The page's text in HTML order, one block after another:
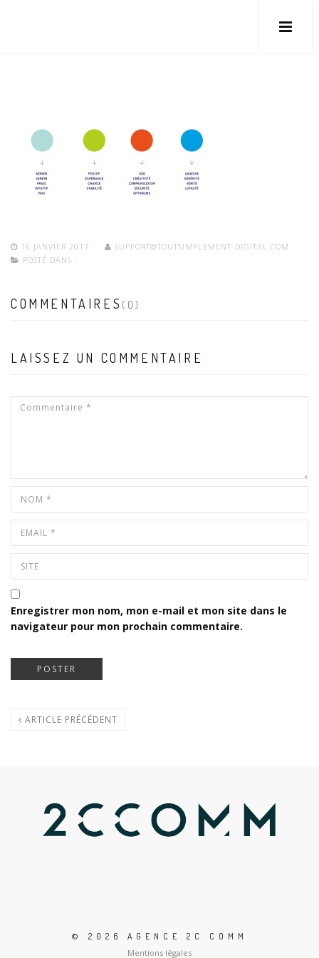
16 JANVIER 2017
SUPPORT@TOUTSIMPLEMENT-DIGITAL.COM
POSTÉ DANS :
COMMENTAIRES (0)
LAISSEZ UN COMMENTAIRE
Enregistrer mon nom, mon e-mail et mon site dans le
navigateur pour mon prochain commentaire.
ARTICLE PRÉCÉDENT
© 2026 AGENCE 2C COMM
Mentions légales